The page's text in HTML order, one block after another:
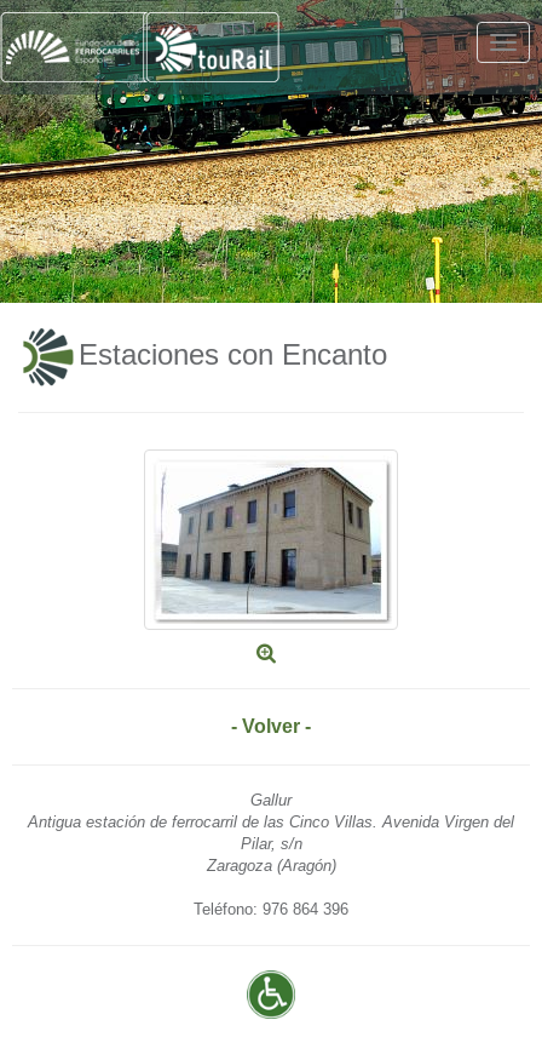
Estaciones con Encanto
- Volver -
Gallur
Antigua estación de ferrocarril de las Cinco Villas. Avenida Virgen del
Pilar, s/n
Zaragoza (Aragón)
Teléfono: 976 864 396